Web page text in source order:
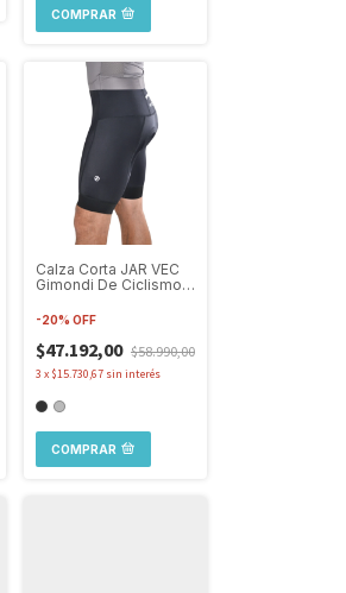
COMPRAR
Calza Corta JAR VEC
Gimondi De Ciclismo
Hombre
-20% OFF
$47.192,00 $58.990,00
3 x $15.730,67 sin interés
COMPRAR